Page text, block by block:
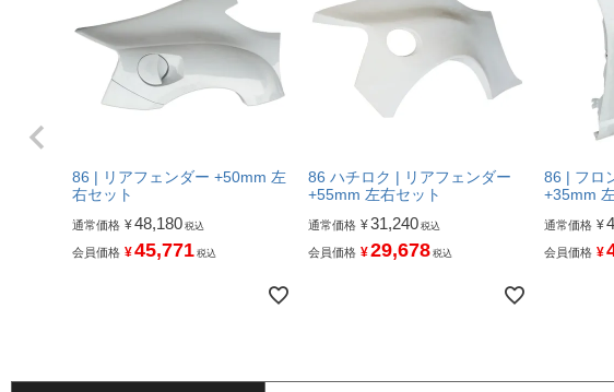
86 | リアフェンダー +50mm 左
右セット
通常価格 ¥48,180 税込
会員価格 ¥45,771 税込
86 ハチロク | リアフェンダー
+55mm 左右セット
通常価格 ¥31,240 税込
会員価格 ¥29,678 税込
86 | フロ
+35mm
通常価格 ¥
会員価格 ¥